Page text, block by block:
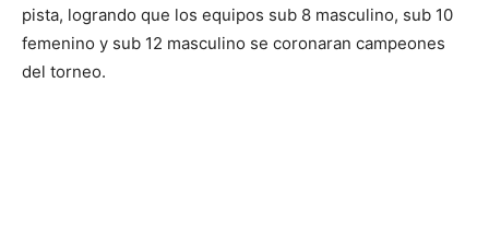
pista, logrando que los equipos sub 8 masculino, sub 10
femenino y sub 12 masculino se coronaran campeones
del torneo.